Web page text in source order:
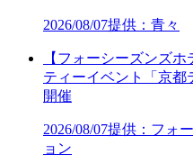
2026/08/07提供：青々
【フォーシーズンズ
ティーイベント「京都
開催
2026/08/07提供：フォ
ョン